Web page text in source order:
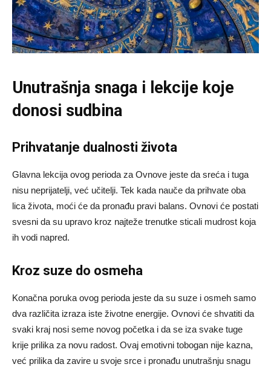
Unutrašnja snaga i lekcije koje
donosi sudbina
Prihvatanje dualnosti života
Glavna lekcija ovog perioda za Ovnove jeste da sreća i tuga
nisu neprijatelji, već učitelji. Tek kada nauče da prihvate oba
lica života, moći će da pronađu pravi balans. Ovnovi će postati
svesni da su upravo kroz najteže trenutke sticali mudrost koja
ih vodi napred.
Kroz suze do osmeha
Konačna poruka ovog perioda jeste da su suze i osmeh samo
dva različita izraza iste životne energije. Ovnovi će shvatiti da
svaki kraj nosi seme novog početka i da se iza svake tuge
krije prilika za novu radost. Ovaj emotivni tobogan nije kazna,
već prilika da zavire u svoje srce i pronađu unutrašnju snagu